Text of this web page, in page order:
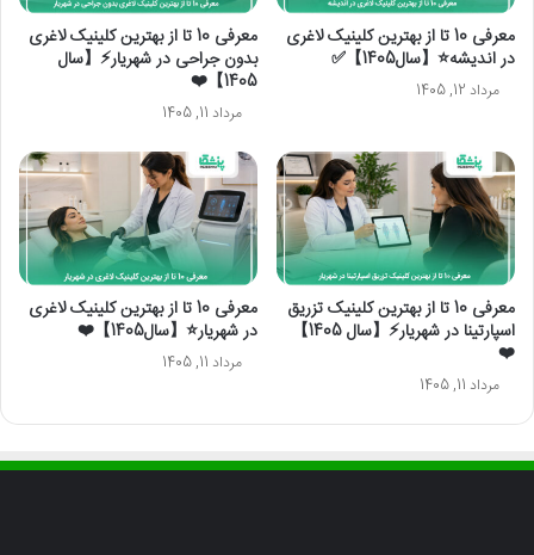
معرفی 10 تا از بهترین کلینیک لاغری
در اندیشه⭐【سال1405】✅
مرداد 12, 1405
معرفی 10 تا از بهترین کلینیک لاغری
بدون جراحی در شهریار⚡【سال
1405】❤️
مرداد 11, 1405
معرفی 10 تا از بهترین کلینیک تزریق
اسپارتینا در شهریار⚡【سال 1405】
❤️
مرداد 11, 1405
معرفی 10 تا از بهترین کلینیک لاغری
در شهریار⭐【سال1405】❤️
مرداد 11, 1405